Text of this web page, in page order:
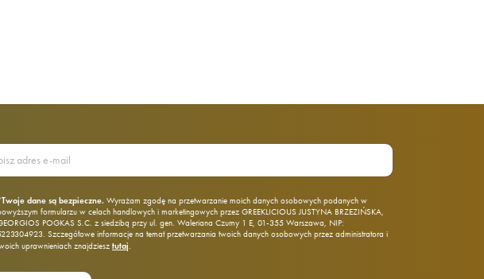
dane są bezpieczne. Wyrażam zgodę na przetwarzanie moich danych osobowych podanych w
formularzu w celach handlowych i marketingowych przez GREEKLICIOUS JUSTYNA BRZEZIŃSKA,
POGKAS S.C. z siedzibą przy ul. gen. Waleriana Czumy 1 E, 01‑355 Warszawa, NIP:
Szczegółowe informacje na temat przetwarzania twoich danych osobowych przez administratora i
uprawnieniach znajdziesz tutaj.